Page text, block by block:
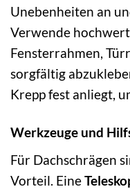
Unebenheiten an
Verwende
Fensterrahmen,
sorgfältig
Krepp fest anliegt,
Werkzeuge und
Für Dachschrägen
Vorteil. Eine